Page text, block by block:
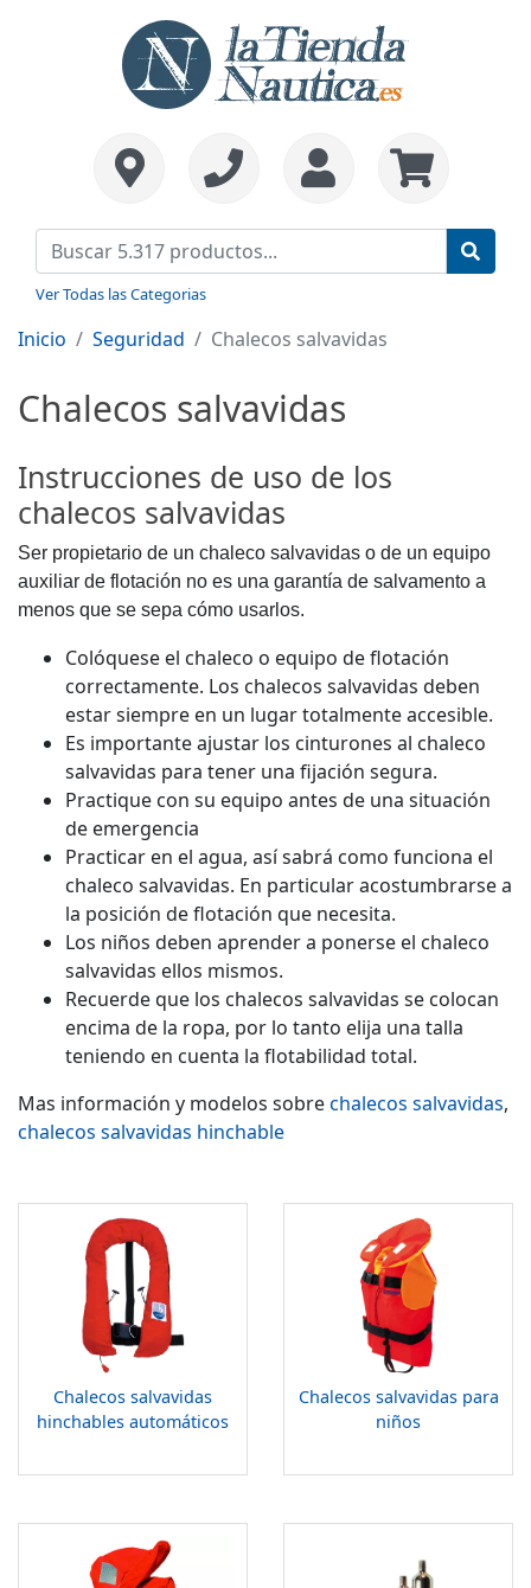
Ver Todas las Categorias
Inicio Seguridad Chalecos salvavidas
Chalecos salvavidas
Instrucciones de uso de los
chalecos salvavidas
Ser propietario de un chaleco salvavidas o de un equipo
auxiliar de flotación no es una garantía de salvamento a
menos que se sepa cómo usarlos.
Colóquese el chaleco o equipo de flotación
correctamente. Los chalecos salvavidas deben
estar siempre en un lugar totalmente accesible.
Es importante ajustar los cinturones al chaleco
salvavidas para tener una fijación segura.
Practique con su equipo antes de una situación
de emergencia
Practicar en el agua, así sabrá como funciona el
chaleco salvavidas. En particular acostumbrarse a
la posición de flotación que necesita.
Los niños deben aprender a ponerse el chaleco
salvavidas ellos mismos.
Recuerde que los chalecos salvavidas se colocan
encima de la ropa, por lo tanto elija una talla
teniendo en cuenta la flotabilidad total.
Mas información y modelos sobrechalecos salvavidas,
chalecos salvavidas hinchable
Chalecos salvavidas
hinchables automáticos
Chalecos salvavidas para
niños